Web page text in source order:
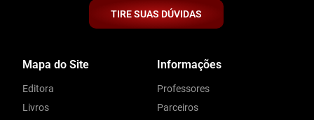
TIRE SUAS DÚVIDAS
Mapa do Site
Editora
Livros
Informações
Professores
Parceiros